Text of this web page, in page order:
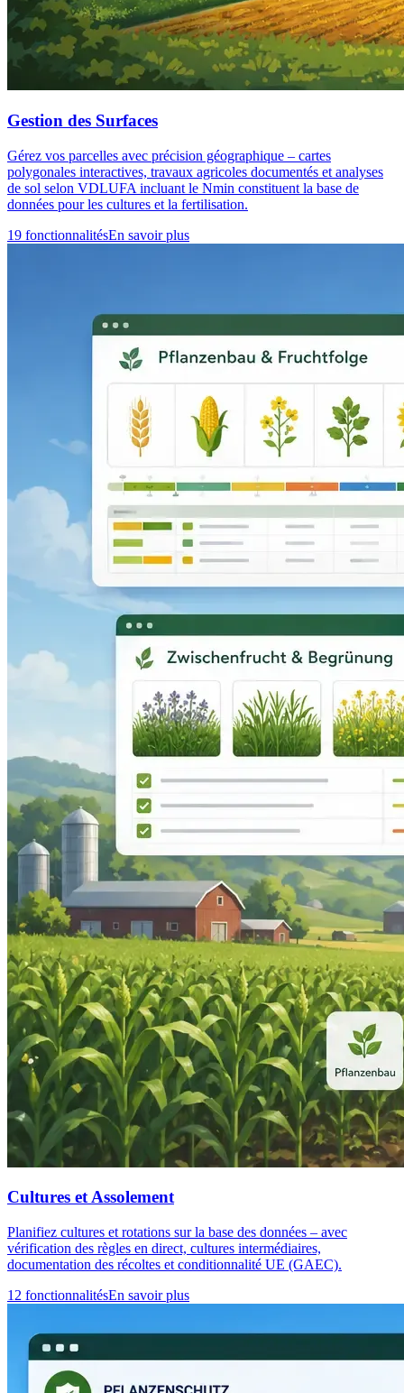
Gestion des Surfaces
Gérez vos parcelles avec précision géographique – cartes
polygonales interactives, travaux agricoles documentés et analyses
de sol selon VDLUFA incluant le Nmin constituent la base de
données pour les cultures et la fertilisation.
19 fonctionnalitésEn savoir plus
Cultures et Assolement
Planifiez cultures et rotations sur la base des données – avec
vérification des règles en direct, cultures intermédiaires,
documentation des récoltes et conditionnalité UE (GAEC).
12 fonctionnalitésEn savoir plus